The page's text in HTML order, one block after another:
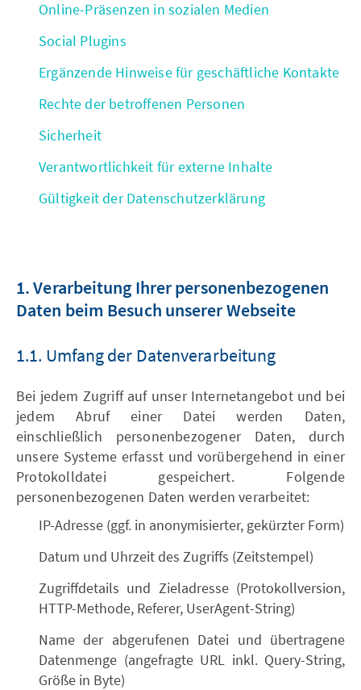
Online-Präsenzen in sozialen Medien
Social Plugins
Ergänzende Hinweise für geschäftliche Kontakte
Rechte der betroffenen Personen
Sicherheit
Verantwortlichkeit für externe Inhalte
Gültigkeit der Datenschutzerklärung
1. Verarbeitung Ihrer personenbezogenen
Daten beim Besuch unserer Webseite
1.1. Umfang der Datenverarbeitung
Bei jedem Zugriff auf unser Internetangebot und bei
jedem Abruf einer Datei werden Daten,
einschließlich personenbezogener Daten, durch
unsere Systeme erfasst und vorübergehend in einer
Protokolldatei gespeichert. Folgende
personenbezogenen Daten werden verarbeitet:
IP-Adresse (ggf. in anonymisierter, gekürzter Form)
Datum und Uhrzeit des Zugriffs (Zeitstempel)
Zugriffdetails und Zieladresse (Protokollversion,
HTTP-Methode, Referer, UserAgent-String)
Name der abgerufenen Datei und übertragene
Datenmenge (angefragte URL inkl. Query-String,
Größe in Byte)